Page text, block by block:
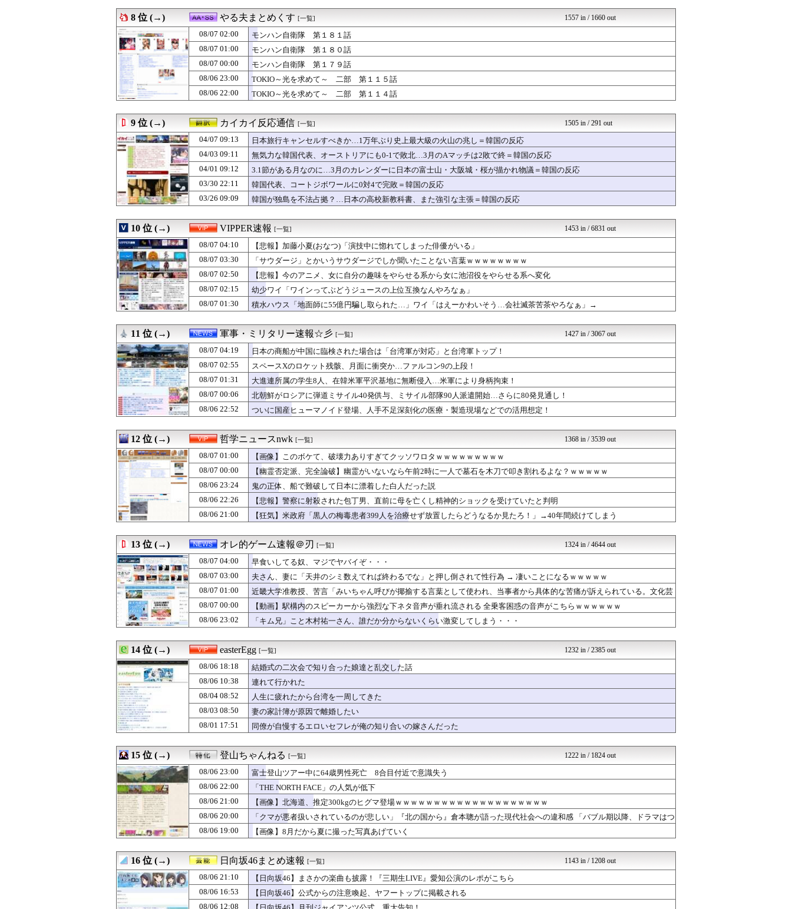
08/07 02:00
骨延長手術「0.2％の確率で一生歩けない体になるけど足が10cm伸びます」←コ...
ネラーボイス
08/07 02:00
PCエンジンの名作イース1・2しかない😭
08/07 02:00
モバP「泣き虫ユッキ」
08/07 02:00
【怒り】自宅の隣が突然民泊に…騒音や誤配達で住民から悲鳴 特区民泊を導入した東...
08/07 02:00
福戸あやアナ 脇チラ見え！！
アナきゃぷ速報
08/07 02:00
【ラブライブ！】予定立てるの苦手なので行き当たりばったりの旅行しかできません
08/07 02:00
韓国人「江南の産後ケア施設、特室は1日360万ウォン！出産直後に家計が傾く」と...
08/07 02:00
モンハン自衛隊 第１８１話
やる夫まとめくす
08/07 02:00
【フランス人の日本好き】中国人女性が「日本人と間違われた」衝撃エピソードが示す...
モッコスヌ〜ン
08/07 01:55
高市総理の非核三原則「堅持しながら」→「堅持しつつ」→「堅持しており」。記者が...
ガールズVIPまとめ
08/07 01:55
欧州旅行者のアジア旅行先ランキング、日本はタイ、インドネシアに次いで3位ランク...
国難にあってもの申す！！
08/07 01:51
女性「そうめん作るのは大変。簡単とか言ってる奴はエアプ」
08/07 01:50
【悲報】クロちゃん、とち狂ったツイートをするｗｗｗｗｗｗｗｗｗｗｗ
ラビット速報
08/07 01:49
『上田と女が吠える夜』で “男の子ママ” が子育ての強烈エピソード披露も…「性...
ガールズVIPまとめ
08/07 01:47
麺類のイメージが1ミリもない都道府県
ガールズVIPまとめ
08/07 01:43
野村周平、下半身強調の「過激すぎる三角水着」公開でネットざわつき
08/07 01:41
女優・南沙良（２４）「私は陰キャ。人と話したくないので家に引きこもってPCでア...
mashlife通信
08/07 01:41
涌井秀章(40) 2.88 3勝1敗 4QS K/BB10.00
芸能人の気になる噂
08/07 01:40
【イオンモール熊本】福岡酸素「配管が損傷しガス漏れ、着火した可能性」高圧ガス保...
おーるじゃんる
08/07 01:39
交際解消の定義
ガールズVIPまとめ
08/07 01:37
中村敬斗 かっこいいアスリート調査 1位 W杯でインスタフォロワー127万増 ...
08/07 01:36
カープ、最下位転落も3位が射程圏内。新井監督「特別な日の試合だったので負けて悔...
08/07 01:31
大進連所属の学生8人、在韓米軍平沢基地に無断侵入…米軍により身柄拘束！
軍事・ミリタリー速報☆彡
08/07 01:31
移民を過剰に問題視してる人ら一定数いるけどさ
まとめABC
08/07 01:30
メルカリが「義援金詐欺」に注意喚起 令和8年熊本地震関連
08/07 01:30
【動画】地下アイドルさん、売れるためにここまでしなきゃいけないと判明……………...
芸能人の気になる噂
08/07 01:30
積水ハウス「地面師に55億円騙し取られた…」ワイ「はえーかわいそう…会社滅茶苦...
VIPPER速報
08/07 01:25
Gカップの現役添乗員、ドスケベDVDで限界露出してしまうwwwww小山玲奈、...
もきゅ速(*´ω`*)人(...
08/07 01:15
女子っていい匂いするはずなのに、初めてデリ呼んで嬢を嗅いだらwww
まとめCUP
08/07 01:12
【悲報】防犯カメラにバッチリ映った55歳露出魔「身に覚えがありません」と容疑を...
08/07 01:10
【料理】彼女の実家でご飯を頂いたんだが、すき焼きの肉が鶏肉だった
08/07 01:10
ブラッドボーン全クリしたんだが
ゲーハーの窓
08/07 01:10
【画像】爆乳素人JKさん、限界突破ｗｗｗwｗｗｗｗｗｗｗｗ❤
08/07 01:09
【政治】れいわ新選組、「いのちの党」に改名
コノユビニュース｜みんなの...
08/07 01:09
ミヤネ屋に出演した左派の社会学者、イオン爆発事故の例のテナントに理解を示して…...
U-1 NEWS.
08/07 01:06
某ファストフード店で店内で買った水を使って薬を飲んだら怒られた。「持ち込み禁止...
修羅場ライフ速報
08/07 01:05
【画像】私のパンツギリギリ見えない写真載せるわ⇒ｗｗｗｗｗｗｗｗ
不思議.net - 5ch...
08/07 01:03
【悲報】小学館、「更生」という概念を否定してしまう
Zチャンネル＠VIP
08/07 01:03
アメリカ底辺層の娯楽がこれwwwwww
08/07 01:03
反抗期の頃に母に毎日暴言を吐いてた兄が今では兄嫁に「うちの母を見習え！」と迫り...
修羅の華-家庭・生活まとめ
08/07 01:01
今始めどきのスマホゲームなにかある？
汎用型自作PCまとめ
08/07 01:00
「期待されたほどの成果ない」 ゼレンスキー氏が日本の支援に不満を表明
常識的に考えた
08/07 01:00
【競馬】アスコットにいる武豊騎手とルメール騎手 紹介文おかしくね？
ウマ娘うまぴょい速報
08/07 01:00
【画像】このボケて、破壊力ありすぎてクッソワロタｗｗｗｗｗｗｗｗｗ
哲学ニュースnwk
08/07 01:00
【咲-Saki-】咲「宮守の控え室でかわいがられた……」
SSまにあっくす！
08/07 01:00
ヤニネコ・みぃちゃん・のあ先輩・もちづきさん「結婚してください！」←どうする？
ゆるゲーマー遅報
08/07 01:00
近畿大学准教授、苦言「みいちゃん呼びが揶揄する言葉として使われ、当事者から具体...
オレ的ゲーム速報＠刃
08/07 01:00
米穀商社の木徳神糧4-6月期経常利益、前年同期比97.7％減の0.7億円に減益
08/07 01:00
【たけしの挑戦状】アプリ版で配信開始 伝説のクソゲーだよ。
ほんわかMkⅡ
08/07 01:00
匿名だからいえるけど、代理出産ありだと思う。そういう仕事あるならやってみたい
かぞくちゃんねる
08/07 01:00
【ポーランド】ポーランドの歴史の概要【ポーランドボール】
ポーランドボール 翻訳
08/07 01:00
「承認欲求に魂を売った」古本屋の張り紙が話題に
くまニュース
08/07 01:00
【ラブライブ！】すみれちゃんのお尻を意味もなく叩いてそうなキャラ【Liella...
08/07 01:00
韓国人「ロト1等17.7億ウォンが16人…自動選択15か所、手動1か所」→「毎...
韓国ニュース反応まとめ
08/07 01:00
モンハン自衛隊 第１８０話
やる夫まとめくす
08/07 01:00
【フードコート】ハズレ店の烙印を押される運命、その正体とは？
モッコスヌ〜ン
08/07 00:59
ポーズてんこ盛りのプロアイドル田村真佑ちゃん！！！【乃木坂46】
坂道情報通～乃木坂46まと...
08/07 00:57
嫁の従姉が神経分からん。その従姉夫売に離婚話が持ち上がったが夫売仲がどうのでは...
08/07 00:55
【悲報】W杯後無所属の長友佑都が東京のJ1開幕戦に来場「みなさまへご挨拶させて...
08/07 00:55
エース級の財務官僚が異例転出へ 官邸幹部「協力的でなかったから」 [8/6]
国難にあってもの申す！！
08/07 00:50
【修羅場】避妊具つけてたのに妊娠…41歳主婦が語る中絶の真実wwwww
気団まとめ-噫無情-｜嫁・...
08/07 00:50
【画像】片山さつき（67）ちゃんの防災服ｗｗｗｗｗｗｗｗｗｗｗｗｗｗｗｗｗｗｗ...
08/07 00:50
ネット販売…「品切れ前に買うと満足感」集英社オンラインショップで“43億円分”...
08/07 00:48
【画像】卓球の張本美和さんの胸がブルンブルン揺れてしまう ※gifあり
アナ速‐女子アナ画像速報
08/07 00:47
堤礼実アナ 「朗読劇」ヴィジュアル撮影！！【GIF動画あり】 芸能人の気になる噂
8 位 (→) やる夫まとめくす [一覧] 1557 in / 1660 out
08/07 02:00
モンハン自衛隊 第１８１話
08/07 01:00
モンハン自衛隊 第１８０話
08/07 00:00
モンハン自衛隊 第１７９話
08/06 23:00
TOKIO～光を求めて～ 二部 第１１５話
08/06 22:00
TOKIO～光を求めて～ 二部 第１１４話
9 位 (→) カイカイ反応通信 [一覧] 1505 in / 291 out
04/07 09:13
日本旅行キャンセルすべきか…1万年ぶり史上最大級の火山の兆し＝韓国の反応
04/03 09:11
無気力な韓国代表、オーストリアにも0-1で敗北…3月のAマッチは2敗で終＝韓国の反応
04/01 09:12
3.1節がある月なのに…3月のカレンダーに日本の富士山・大阪城・桜が描かれ物議＝韓国の反応
03/30 22:11
韓国代表、コートジボワールに0対4で完敗＝韓国の反応
03/26 09:09
韓国が独島を不法占拠？…日本の高校新教科書、また強引な主張＝韓国の反応
10 位 (→) VIPPER速報 [一覧] 1453 in / 6831 out
08/07 04:10
【悲報】加藤小夏(おなつ)「演技中に惚れてしまった俳優がいる」
08/07 03:30
「サウダージ」とかいうサウダージでしか聞いたことない言葉ｗｗｗｗｗｗｗｗ
08/07 02:50
【悲報】今のアニメ、女に自分の趣味をやらせる系から女に池沼役をやらせる系へ変化
08/07 02:15
幼少ワイ「ワインってぶどうジュースの上位互換なんやろなぁ」
08/07 01:30
積水ハウス「地面師に55億円騙し取られた…」ワイ「はえーかわいそう…会社滅茶苦茶やろなぁ」→
11 位 (→) 軍事・ミリタリー速報☆彡 [一覧] 1427 in / 3067 out
08/07 04:19
日本の商船が中国に臨検された場合は「台湾軍が対応」と台湾軍トップ！
08/07 02:55
スペースXのロケット残骸、月面に衝突か…ファルコン9の上段！
08/07 01:31
大進連所属の学生8人、在韓米軍平沢基地に無断侵入…米軍により身柄拘束！
08/07 00:06
北朝鮮がロシアに弾道ミサイル40発供与、ミサイル部隊90人派遣開始…さらに80発見通し！
08/06 22:52
ついに国産ヒューマノイド登場、人手不足深刻化の医療・製造現場などでの活用想定！
12 位 (→) 哲学ニュースnwk [一覧] 1368 in / 3539 out
08/07 01:00
【画像】このボケて、破壊力ありすぎてクッソワロタｗｗｗｗｗｗｗｗｗ
08/07 00:00
【幽霊否定派、完全論破】幽霊がいないなら午前2時に一人で墓石を木刀で叩き割れるよな？ｗｗｗｗｗ
08/06 23:24
鬼の正体、船で難破して日本に漂着した白人だった説
08/06 22:26
【悲報】警察に射殺された包丁男、直前に母を亡くし精神的ショックを受けていたと判明
08/06 21:00
【狂気】米政府「黒人の梅毒患者399人を治療せず放置したらどうなるか見たろ！」→40年間続けてしまう
13 位 (→) オレ的ゲーム速報＠刃 [一覧] 1324 in / 4644 out
08/07 04:00
早食いしてる奴、マジでヤバイぞ・・・
08/07 03:00
夫さん、妻に「天井のシミ数えてれば終わるでな」と押し倒されて性行為 → 凄いことになるｗｗｗｗｗ
08/07 01:00
近畿大学准教授、苦言「みいちゃん呼びが揶揄する言葉として使われ、当事者から具体的な苦痛が訴えられている。文化芸
術は人を傷つけてもよい。ただし、傷つけ方がある」
08/07 00:00
【動画】駅構内のスピーカーから強烈な下ネタ音声が垂れ流される 全乗客困惑の音声がこちらｗｗｗｗｗｗ
08/06 23:02
「キム兄」こと木村祐一さん、誰だか分からないくらい激変してしまう・・・
14 位 (→) easterEgg [一覧] 1232 in / 2385 out
08/06 18:18
結婚式の二次会で知り合った娘達と乱交した話
08/06 10:38
連れて行かれた
08/04 08:52
人生に疲れたから台湾を一周してきた
08/03 08:50
妻の家計簿が原因で離婚したい
08/01 17:51
同僚が自慢するエロいセフレが俺の知り合いの嫁さんだった
15 位 (→) 登山ちゃんねる [一覧] 1222 in / 1824 out
08/06 23:00
富士登山ツアー中に64歳男性死亡 8合目付近で意識失う
08/06 22:00
「THE NORTH FACE」の人気が低下
08/06 21:00
【画像】北海道、推定300kgのヒグマ登場ｗｗｗｗｗｗｗｗｗｗｗｗｗｗｗｗｗｗｗｗ
08/06 20:00
「クマが悪者扱いされているのが悲しい」『北の国から』倉本聰が語った現代社会への違和感 「バブル期以降、ドラマはつ
まらなくなった」
08/06 19:00 【画像】8月だから夏に撮った写真あげていく
16 位 (→) 日向坂46まとめ速報 [一覧] 1143 in / 1208 out
08/06 21:10
【日向坂46】まさかの楽曲も披露！『三期生LIVE』愛知公演のレポがこちら
08/06 16:53
【日向坂46】公式からの注意喚起、ヤフートップに掲載される
08/06 12:08